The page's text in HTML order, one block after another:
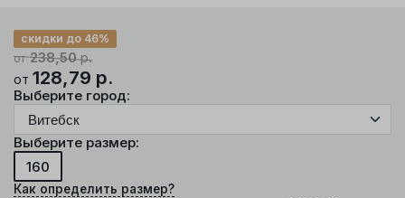
от238,50р.
скидки до 46%
от 128,79 р.
Выберите город:
Выберите размер:
160
Как определить размер?